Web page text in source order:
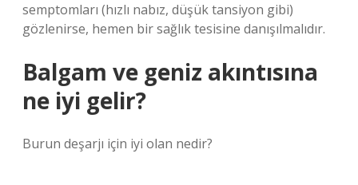
semptomları (hızlı nabız, düşük tansiyon gibi)
gözlenirse, hemen bir sağlık tesisine danışılmalıdır.
Balgam ve geniz akıntısına
ne iyi gelir?
Burun deşarjı için iyi olan nedir?